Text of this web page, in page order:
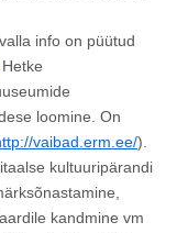
info on püütud
. Hetke
loomine. On
vaibad.erm.ee/).
kultuuripärandi
kandmine vm